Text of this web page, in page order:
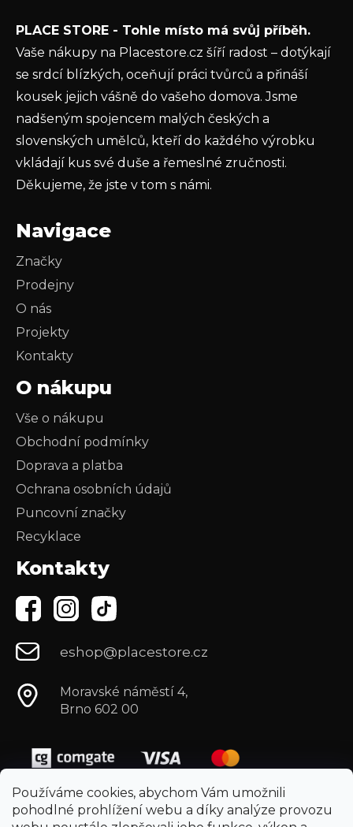
Používáme cookies, abychom Vám umožnili
pohodlné prohlížení webu a díky analýze provozu
ochrany osobních údajů
PŘIHLÁSIT SE
PLACE STORE - Tohle místo má svůj příběh.
Vaše nákupy na Placestore.cz šíří radost – dotýkají
se srdcí blízkých, oceňují práci tvůrců a přináší
kousek jejich vášně do vašeho domova. Jsme
nadšeným spojencem malých českých a
slovenských umělců, kteří do každého výrobku
vkládají kus své duše a řemeslné zručnosti.
Děkujeme, že jste v tom s námi.
Navigace
Značky
Prodejny
O nás
Projekty
Kontakty
O nákupu
Vše o nákupu
Obchodní podmínky
Doprava a platba
Ochrana osobních údajů
Puncovní značky
Recyklace
Kontakty
eshop@placestore.cz
Moravské náměstí 4,
Brno 602 00